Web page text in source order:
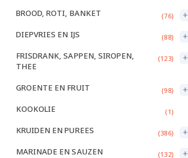
BROOD, ROTI, BANKET +
(76)
DIEPVRIES EN IJS +
(88)
FRISDRANK, SAPPEN, SIROPEN,
THEE
+
(123)
GROENTE EN FRUIT +
(98)
KOOKOLIE (1)
KRUIDEN EN PUREES +
(386)
MARINADE EN SAUZEN +
(132)